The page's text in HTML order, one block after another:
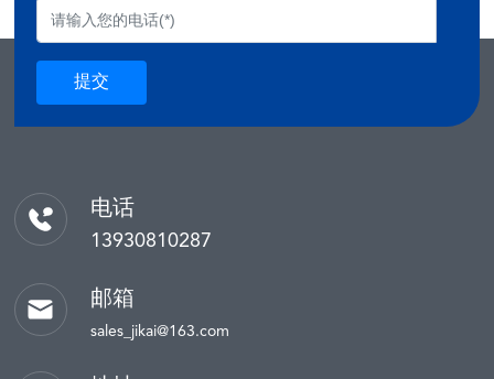
提交
电话
13930810287
邮箱
sales_jikai@163.com